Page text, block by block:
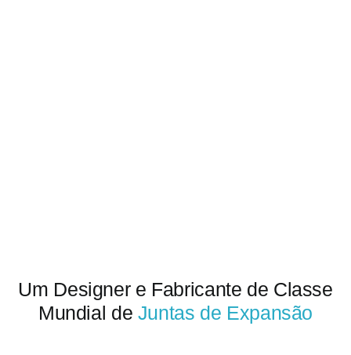
Um Designer e Fabricante de Classe
Mundial de Juntas de Expansão